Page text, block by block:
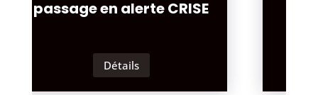
mai 2026